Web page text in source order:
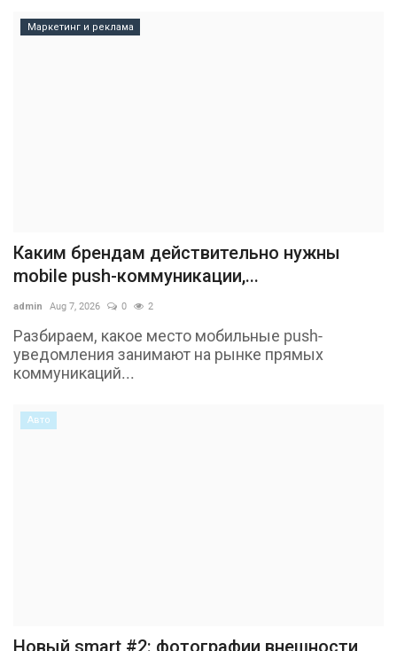
Маркетинг и реклама
Каким брендам действительно нужны
mobile push-коммуникации,...
admin Aug 7, 2026 0 2
Разбираем, какое место мобильные push-
уведомления занимают на рынке прямых
коммуникаций...
Авто
Новый smart #2: фотографии внешности